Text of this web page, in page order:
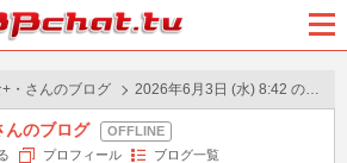
ュー
+・さんのブログ 2026年6月3日 (水) 8:42 の投稿
んのブログ
プロフィール ブログ一覧